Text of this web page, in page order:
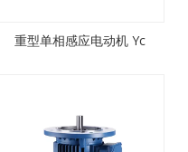
重型单相感应电动机 Yc